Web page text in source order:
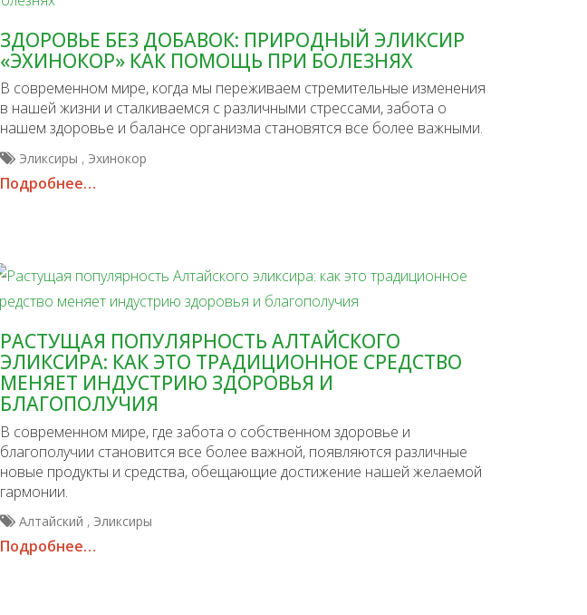
ЗДОРОВЬЕ БЕЗ ДОБАВОК: ПРИРОДНЫЙ ЭЛИКСИР
«ЭХИНОКОР» КАК ПОМОЩЬ ПРИ БОЛЕЗНЯХ
В современном мире, когда мы переживаем стремительные изменения
в нашей жизни и сталкиваемся с различными стрессами, забота о
нашем здоровье и балансе организма становятся все более важными.
Эликсиры , Эхинокор
Подробнее…
РАСТУЩАЯ ПОПУЛЯРНОСТЬ АЛТАЙСКОГО
ЭЛИКСИРА: КАК ЭТО ТРАДИЦИОННОЕ СРЕДСТВО
МЕНЯЕТ ИНДУСТРИЮ ЗДОРОВЬЯ И
БЛАГОПОЛУЧИЯ
В современном мире, где забота о собственном здоровье и
благополучии становится все более важной, появляются различные
новые продукты и средства, обещающие достижение нашей желаемой
гармонии.
Алтайский , Эликсиры
Подробнее…